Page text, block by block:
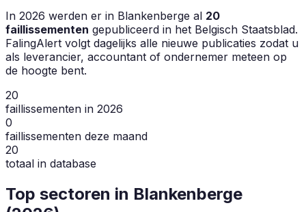
In 2026 werden er in Blankenberge al 20
faillissementen gepubliceerd in het Belgisch Staatsblad.
FalingAlert volgt dagelijks alle nieuwe publicaties zodat u
als leverancier, accountant of ondernemer meteen op
de hoogte bent.
20
faillissementen in 2026
0
faillissementen deze maand
20
totaal in database
Top sectoren in Blankenberge